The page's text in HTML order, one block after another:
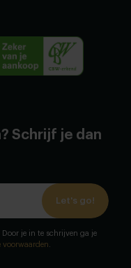
Schrijf je dan
Let's go!
je in te schrijven ga je
voorwaarden